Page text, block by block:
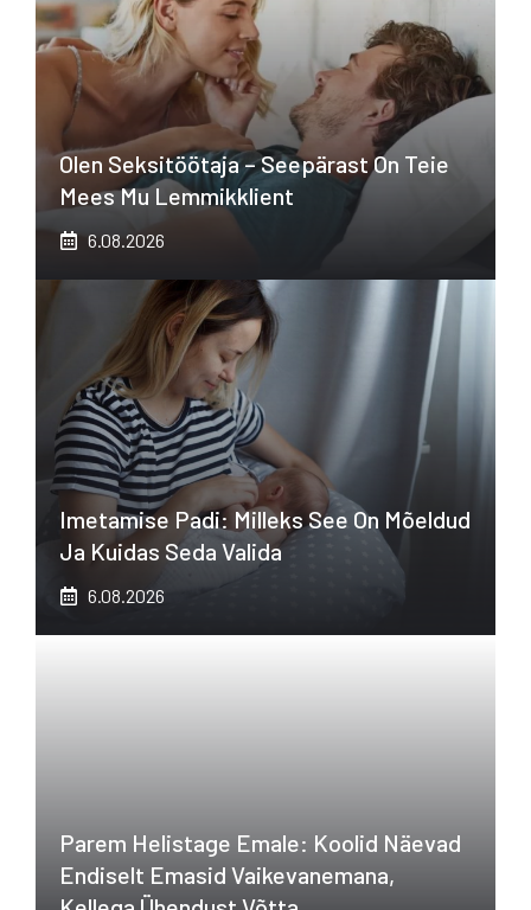
Olen Seksitöötaja – Seepärast On Teie
Mees Mu Lemmikklient
6.08.2026
Imetamise Padi: Milleks See On Mõeldud
Ja Kuidas Seda Valida
6.08.2026
Parem Helistage Emale: Koolid Näevad
Endiselt Emasid Vaikevanemana,